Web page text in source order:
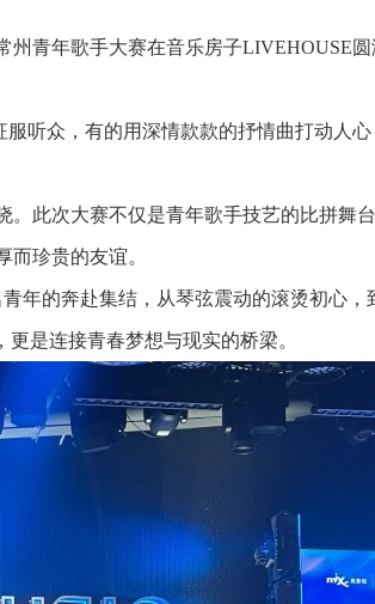
青年歌手大赛在音乐房子LIVEHOUSE
听众，有的用深情款款的抒情曲打动人
此次大赛不仅是青年歌手技艺的比拼舞
珍贵的友谊。
年的奔赴集结，从琴弦震动的滚烫初心，
是连接青春梦想与现实的桥梁。